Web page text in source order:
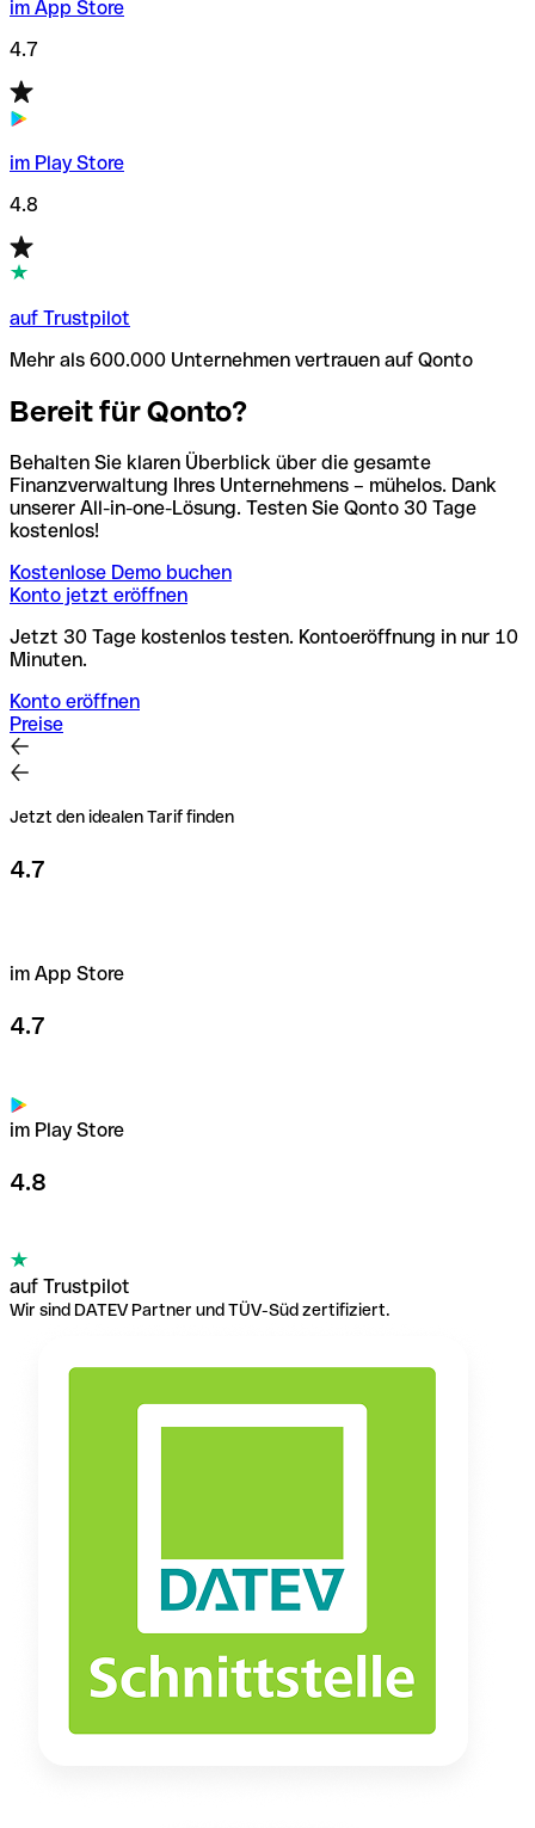
im App Store
4.7
im Play Store
4.8
auf Trustpilot
Mehr als 600.000 Unternehmen vertrauen auf Qonto
Bereit für Qonto?
Behalten Sie klaren Überblick über die gesamte
Finanzverwaltung Ihres Unternehmens – mühelos. Dank
unserer All-in-one-Lösung. Testen Sie Qonto 30 Tage
kostenlos!
Kostenlose Demo buchen
Konto jetzt eröffnen
Jetzt 30 Tage kostenlos testen. Kontoeröffnung in nur 10
Minuten.
Konto eröffnen
Preise
Jetzt den idealen Tarif finden
4.7
im App Store
4.7
im Play Store
4.8
auf Trustpilot
Wir sind DATEV Partner und TÜV-Süd zertifiziert.